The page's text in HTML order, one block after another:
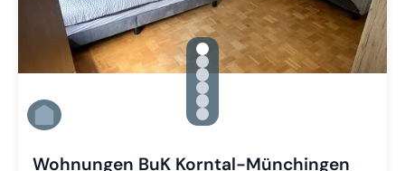
gallery.slide_selector
Zu Slide 1 wechseln
Zu Slide 2 wechseln
Zu Slide 3 wechseln
Zu Slide 4 wechseln
Zu Slide 5 wechseln
Zu Slide 6 wechseln
Wohnungen BuK Korntal-Münchingen